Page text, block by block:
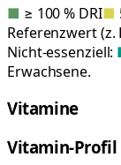
■ ≥ 100 % DRI■
Referenzwert
Nicht-essenziell:
Erwachsene.
Vitamine
Vitamin-Profil